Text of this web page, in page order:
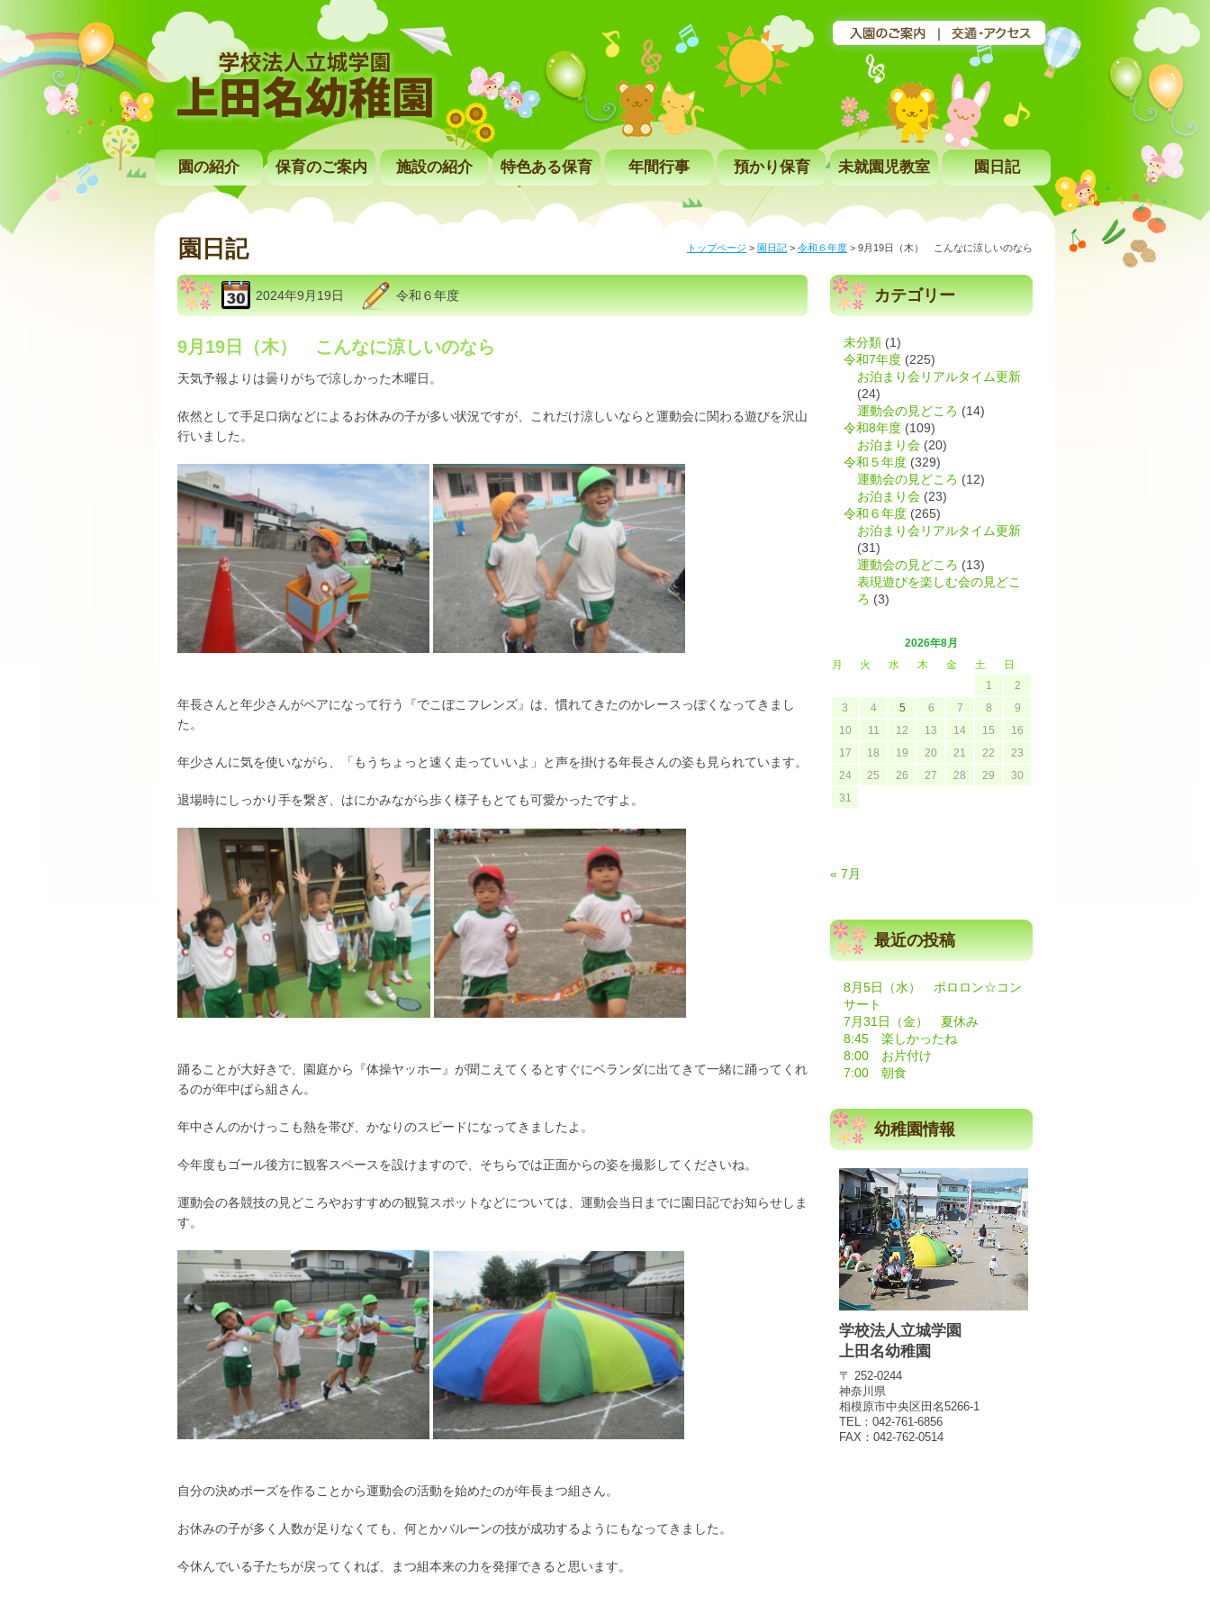
園の紹介 保育のご案内 施設の紹介 特色ある保育 年間行事 預かり保育 未就園児教室 園日記
園日記 トップページ > 園日記 > 令和６年度 > 9月19日（木） こんなに涼しいのなら
2024年9月19日 令和６年度
9月19日（木） こんなに涼しいのなら
天気予報よりは曇りがちで涼しかった木曜日。
依然として手足口病などによるお休みの子が多い状況ですが、これだけ涼しいならと運動会に関わる遊びを沢山
行いました。
年長さんと年少さんがペアになって行う『でこぼこフレンズ』は、慣れてきたのかレースっぽくなってきまし
た。
年少さんに気を使いながら、「もうちょっと速く走っていいよ」と声を掛ける年長さんの姿も見られています。
退場時にしっかり手を繋ぎ、はにかみながら歩く様子もとても可愛かったですよ。
踊ることが大好きで、園庭から『体操ヤッホー』が聞こえてくるとすぐにベランダに出てきて一緒に踊ってくれ
るのが年中ばら組さん。
年中さんのかけっこも熱を帯び、かなりのスピードになってきましたよ。
今年度もゴール後方に観客スペースを設けますので、そちらでは正面からの姿を撮影してくださいね。
運動会の各競技の見どころやおすすめの観覧スポットなどについては、運動会当日までに園日記でお知らせしま
す。
自分の決めポーズを作ることから運動会の活動を始めたのが年長まつ組さん。
お休みの子が多く人数が足りなくても、何とかバルーンの技が成功するようにもなってきました。
今休んでいる子たちが戻ってくれば、まつ組本来の力を発揮できると思います。
カテゴリー
未分類 (1)
令和7年度 (225)
お泊まり会リアルタイム更新
(24)
運動会の見どころ (14)
令和8年度 (109)
お泊まり会 (20)
令和５年度 (329)
運動会の見どころ (12)
お泊まり会 (23)
令和６年度 (265)
お泊まり会リアルタイム更新
(31)
運動会の見どころ (13)
表現遊びを楽しむ会の見どこ
ろ (3)
2026年8月
月
火 水 木 金 土
日
1
2
3
4 5 6 7 8
9
10
11 12 13 14 15
16
17
18 19 20 21 22
23
24
25 26 27 28 29
30
31
« 7月
最近の投稿
8月5日（水） ポロロン☆コン
サート
7月31日（金） 夏休み
8:45 楽しかったね
8:00 お片付け
7:00 朝食
幼稚園情報
学校法人立城学園
上田名幼稚園
〒 252-0244
神奈川県
相模原市中央区田名5266-1
TEL：042-761-6856
FAX：042-762-0514